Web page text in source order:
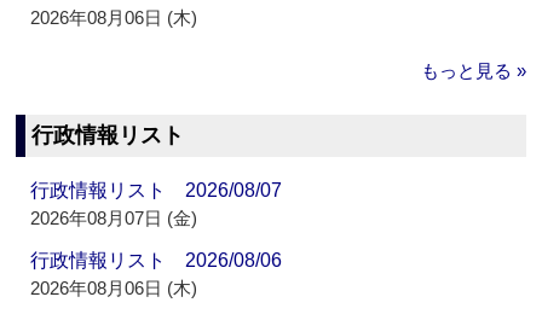
2026年08月06日 (木)
もっと見る »
行政情報リスト
行政情報リスト 2026/08/07
2026年08月07日 (金)
行政情報リスト 2026/08/06
2026年08月06日 (木)